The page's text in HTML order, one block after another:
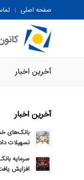
صفحه اصلی
آخرین اخبار
آخرین اخبار
تسهیلات
سرمایه
افزایش